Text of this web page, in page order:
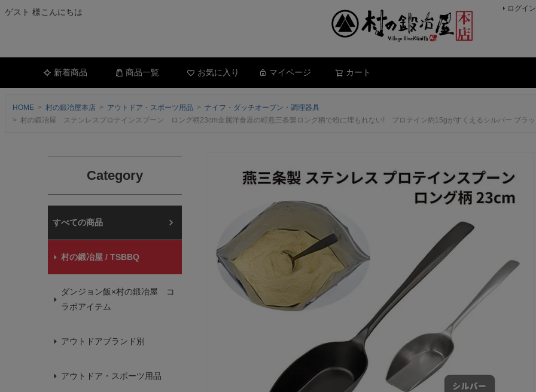
ゲスト 様こんにちは ログイン
新着商品 商品一覧 お気に入り マイページ カート
HOME 村の鍛冶屋本店 アウトドア・スポーツ用品
ナイフ・ダッチオーブン・調理器具
村の鍛冶屋 ステンレスプロテインスプーン ロング柄23cm金属洋食器の町燕三条製ロング柄で粉に埋もれない! プロテイン約15gがすくえるシルバー ブラッ
Category
村の鍛冶屋本店
村の鍛冶屋 / TSBBQ
ダンジョン飯×村の鍛冶屋 コ
ラボアイテム
アウトドアブランド別
アウトドア・スポーツ用品